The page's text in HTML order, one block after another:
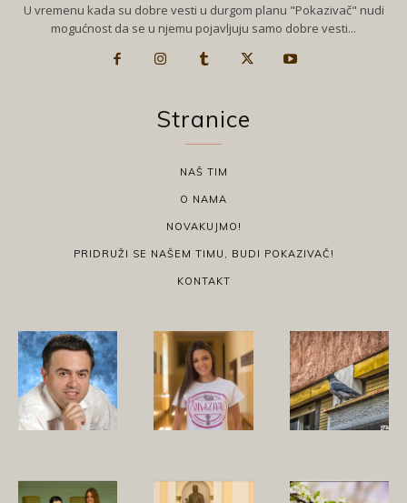
U vremenu kada su dobre vesti u durgom planu "Pokazivač" nudi
mogućnost da se u njemu pojavljuju samo dobre vesti...
Stranice
NAŠ TIM
O NAMA
NOVAKUJMO!
PRIDRUŽI SE NAŠEM TIMU, BUDI POKAZIVAČ!
KONTAKT